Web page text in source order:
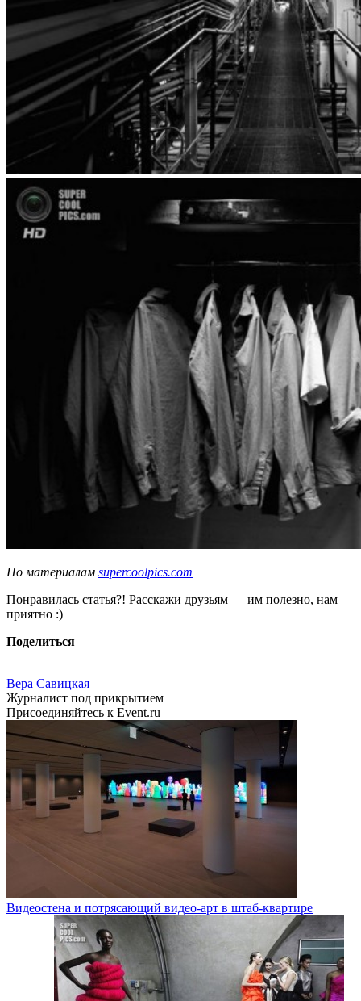
По материалам supercoolpics.com
Понравилась статья?! Расскажи друзьям — им полезно, нам
приятно :)
Поделиться
Вера Савицкая
Журналист под прикрытием
Присоединяйтесь к Event.ru
Видеостена и потрясающий видео-арт в штаб-квартире